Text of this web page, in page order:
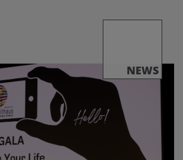
NEWS